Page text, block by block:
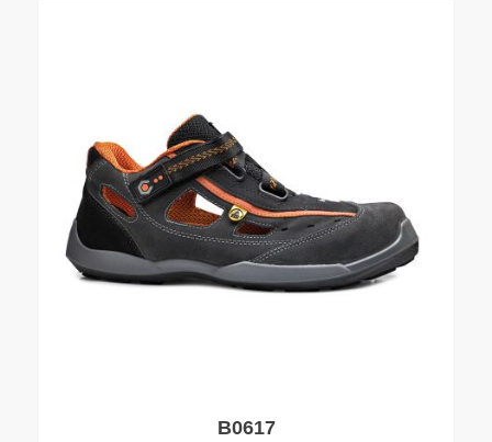
B0617